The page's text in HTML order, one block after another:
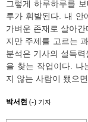
그렇게 하루하루를
루가 휘발된다. 내 안
가벼운 존재로 살아
지만 주제를 고르는
분석은 기사의 설득
을 찾는 작업이다. 나
지 않는 사람이 됐으
박서현 (-) 기자